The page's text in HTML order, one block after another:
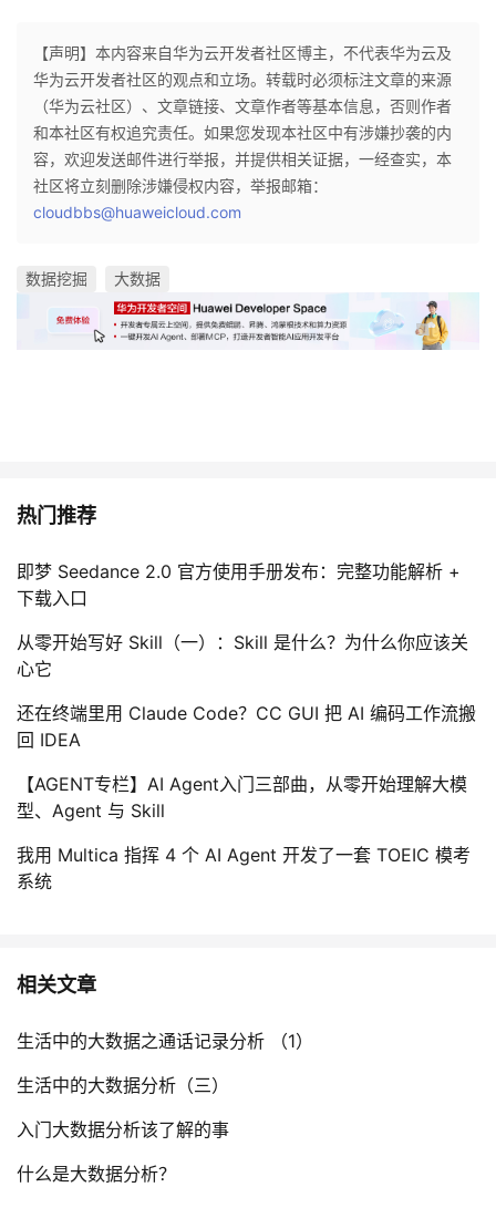
【声明】本内容来自华为云开发者社区博主，不代表华为云及
华为云开发者社区的观点和立场。转载时必须标注文章的来源
（华为云社区）、文章链接、文章作者等基本信息，否则作者
和本社区有权追究责任。如果您发现本社区中有涉嫌抄袭的内
容，欢迎发送邮件进行举报，并提供相关证据，一经查实，本
社区将立刻删除涉嫌侵权内容，举报邮箱：
cloudbbs@huaweicloud.com
数据挖掘 大数据
热门推荐
即梦 Seedance 2.0 官方使用手册发布：完整功能解析 +
下载入口
从零开始写好 Skill（一）：Skill 是什么？为什么你应该关
心它
还在终端里用 Claude Code？CC GUI 把 AI 编码工作流搬
回 IDEA
【AGENT专栏】AI Agent入门三部曲，从零开始理解大模
型、Agent 与 Skill
我用 Multica 指挥 4 个 AI Agent 开发了一套 TOEIC 模考
系统
相关文章
生活中的大数据之通话记录分析 （1）
生活中的大数据分析（三）
入门大数据分析该了解的事
什么是大数据分析？